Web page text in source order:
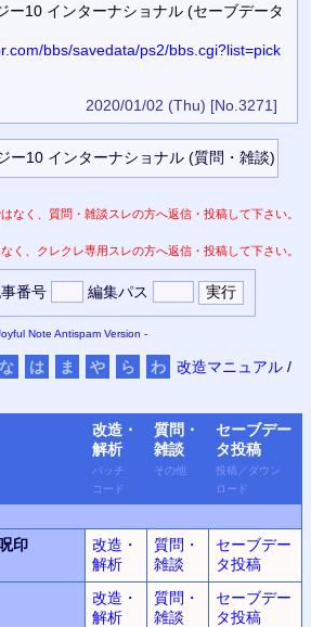
ー10 インターナショナル (セーブデータ
bbs/savedata/ps2/bbs.cgi?list=pick
2020/01/02 (Thu) [No.3271]
なく、質問・雑談スレの方へ返信・投稿して下さい。
く、クレクレ専用スレの方へ返信・投稿して下さい。
番号 編集パス
Note Antispam Version -
な は ま や ら わ 改造マニュアル /
改造・
解析
パッチ
コード
質問・
雑談
その他
セーブデー
タ投稿
投稿 ／ ダウン
ロード
印
改造・
解析
質問・
雑談
セーブデー
タ投稿
改造・
解析
質問・
雑談
セーブデー
タ投稿